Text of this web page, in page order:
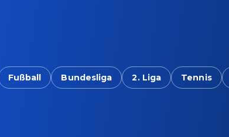
Fußball Bundesliga 2. Liga Tennis